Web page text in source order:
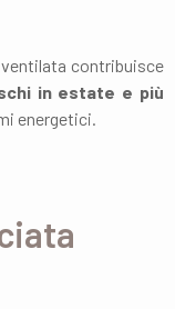
contribuisce
in estate e più
energetici.